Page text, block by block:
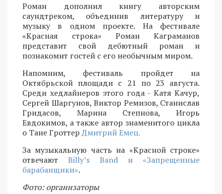
Роман дополнил книгу авторским
саундтреком, объединив литературу и
музыку в одном проекте. На фестивале
«Красная строка» Роман Каграманов
представит свой дебютный роман и
познакомит гостей с его необычным миром.
Напомним, фестиваль пройдет на
Октябрьской площади с 21 по 23 августа.
Среди хедлайнеров этого года - Катя Качур,
Сергей Шаргунов, Виктор Ремизов, Станислав
Гридасов, Марина Степнова, Игорь
Евдокимов, а также автор знаменитого цикла
о Тане ГроттерДмитрий Емец.
За музыкальную часть на «Красной строке»
отвечают Billy’s Band и «Запрещенные
барабанщики».
Фото: организаторы